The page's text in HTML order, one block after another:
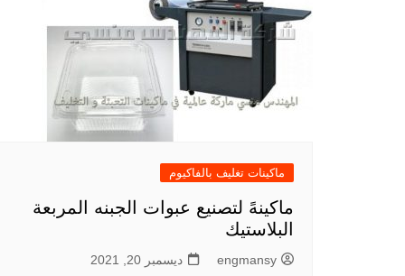
ماكينات تغليف بالفاكيوم
ماكينهً لتصنيع عبوات الجبنه المربعة
البلاستيك
engmansy ديسمبر 20, 2021